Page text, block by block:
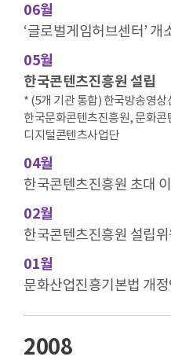
06월
‘글로벌게임허브센터’ 개
05월
한국콘텐츠진흥원 설립
* (5개 기관 통합) 한국방송영
한국문화콘텐츠진흥원, 문화
디지털콘텐츠사업단
04월
한국콘텐츠진흥원 초대
02월
한국콘텐츠진흥원 설립
01월
문화산업진흥기본법 개
2008